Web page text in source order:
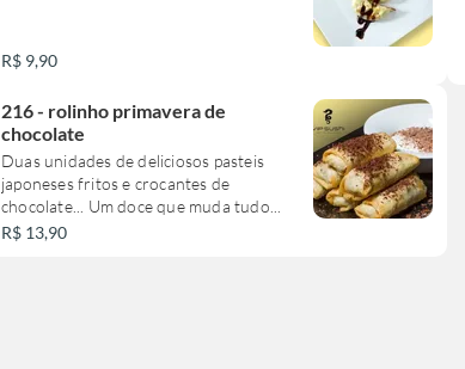
R$ 9,90
216 - rolinho primavera de
chocolate
Duas unidades de deliciosos pasteis
japoneses fritos e crocantes de
chocolate... Um doce que muda tudo...
R$ 13,90